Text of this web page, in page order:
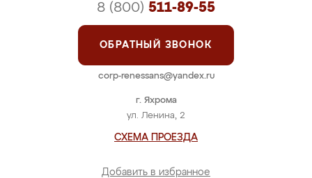
г. Яхрома
ул. Ленина, 2
СХЕМА ПРОЕЗДА
Добавить в избранное
8 (800) 511-89-55
ОБРАТНЫЙ ЗВОНОК
corp-renessans@yandex.ru